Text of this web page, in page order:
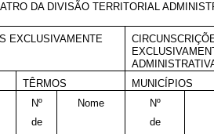
DA DIVISÃO TERRITORIAL
EXCLUSIVAMENTE
TÊRMOS MUNICÍPIOS
Nº
de
Nome
Nº
de